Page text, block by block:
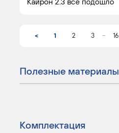
< 1 2 3 16
Полезные материалы
Комплектация